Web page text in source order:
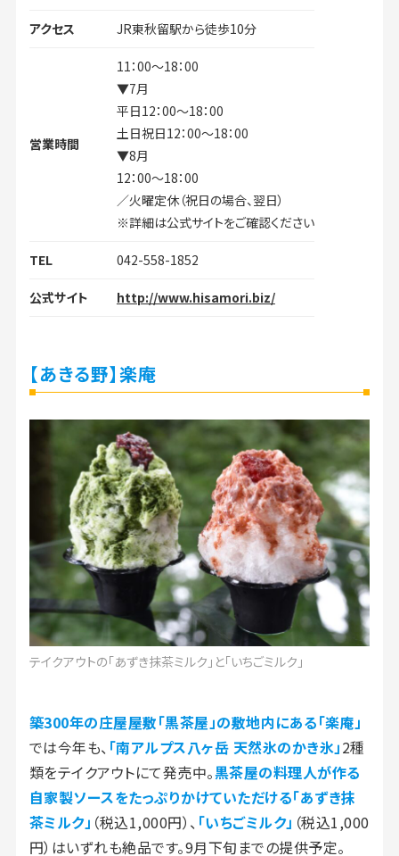
アクセス JR東秋留駅から徒歩10分
営業時間
11：00～18：00
▼7月
平日12：00～18：00
土日祝日12：00～18：00
▼8月
12：00～18：00
／火曜定休（祝日の場合、翌日）
※詳細は公式サイトをご確認ください
TEL 042-558-1852
公式サイト http://www.hisamori.biz/
【あきる野】楽庵
テイクアウトの「あずき抹茶ミルク」と「いちごミルク」
築300年の庄屋屋敷「黒茶屋」の敷地内にある「楽庵」
では今年も、 「南アルプス八ヶ岳 天然氷のかき氷」2種
類をテイクアウトにて発売中。黒茶屋の料理人が作る
自家製ソースをたっぷりかけていただける「あずき抹
茶ミルク」 （税込1,000円）、 「いちごミルク」 （税込1,000
円）はいずれも絶品です。9月下旬までの提供予定。